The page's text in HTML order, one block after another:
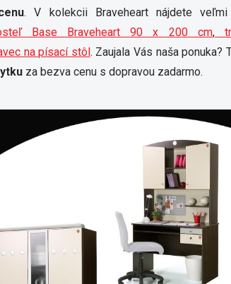
. V kolekcii Braveheart nájdete
Base Braveheart 90 x 200 cm,
na písací stôl. Zaujala Vás naša ponuka?
za bezva cenu s dopravou zadarmo.